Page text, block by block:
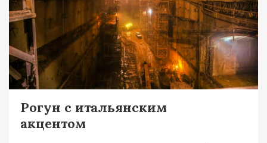
Рогун с итальянским
акцентом